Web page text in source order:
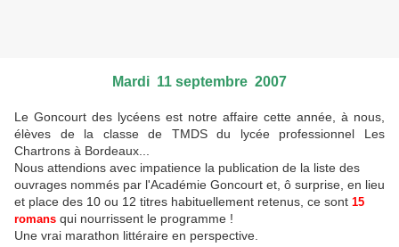
Mardi 11 septembre 2007
Le Goncourt des lycéens est notre affaire cette année, à nous,
élèves de la classe de TMDS du lycée professionnel Les
Chartrons à Bordeaux...
Nous attendions avec impatience la publication de la liste des
ouvrages nommés par l'Académie Goncourt et, ô surprise, en lieu
et place des 10 ou 12 titres habituellement retenus, ce sont 15
romans qui nourrissent le programme !
Une vrai marathon littéraire en perspective.